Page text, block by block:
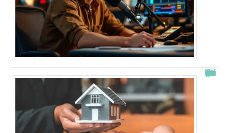
Combien de fois peut-on passer en commission logement ?